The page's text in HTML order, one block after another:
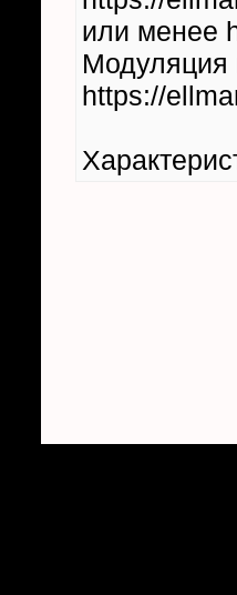
или менее
Модуляция
https://